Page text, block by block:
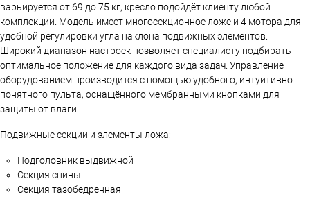
варьируется от 69 до 75 кг, кресло подойдёт клиенту любой
комплекции. Модель имеет многосекционное ложе и 4 мотора для
удобной регулировки угла наклона подвижных элементов.
Широкий диапазон настроек позволяет специалисту подбирать
оптимальное положение для каждого вида задач. Управление
оборудованием производится с помощью удобного, интуитивно
понятного пульта, оснащённого мембранными кнопками для
защиты от влаги.
Подвижные секции и элементы ложа:
Подголовник выдвижной
Секция спины
Секция тазобедренная